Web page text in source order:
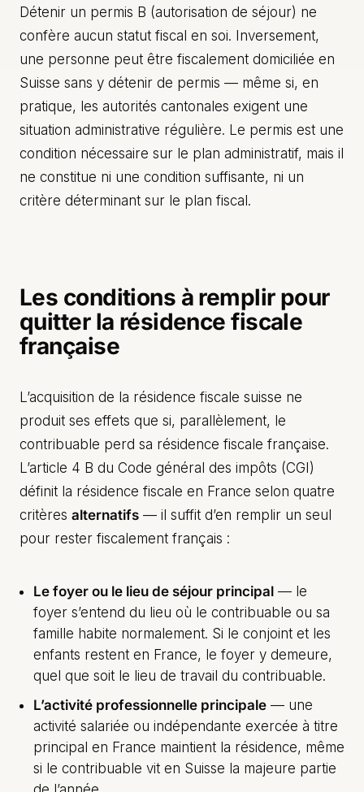
Détenir un permis B (autorisation de séjour) ne
confère aucun statut fiscal en soi. Inversement,
une personne peut être fiscalement domiciliée en
Suisse sans y détenir de permis — même si, en
pratique, les autorités cantonales exigent une
situation administrative régulière. Le permis est une
condition nécessaire sur le plan administratif, mais il
ne constitue ni une condition suffisante, ni un
critère déterminant sur le plan fiscal.
Les conditions à remplir pour
quitter la résidence fiscale
française
L’acquisition de la résidence fiscale suisse ne
produit ses effets que si, parallèlement, le
contribuable perd sa résidence fiscale française.
L’article 4 B du Code général des impôts (CGI)
définit la résidence fiscale en France selon quatre
critères alternatifs — il suffit d’en remplir un seul
pour rester fiscalement français :
Le foyer ou le lieu de séjour principal — le
foyer s’entend du lieu où le contribuable ou sa
famille habite normalement. Si le conjoint et les
enfants restent en France, le foyer y demeure,
quel que soit le lieu de travail du contribuable.
L’activité professionnelle principale — une
activité salariée ou indépendante exercée à titre
principal en France maintient la résidence, même
si le contribuable vit en Suisse la majeure partie